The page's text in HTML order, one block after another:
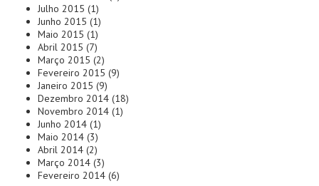
Julho 2015 (1)
Junho 2015 (1)
Maio 2015 (1)
Abril 2015 (7)
Março 2015 (2)
Fevereiro 2015 (9)
Janeiro 2015 (9)
Dezembro 2014(18)
Novembro 2014(1)
Junho 2014(1)
Maio 2014(3)
Abril 2014(2)
Março 2014(3)
Fevereiro 2014(6)